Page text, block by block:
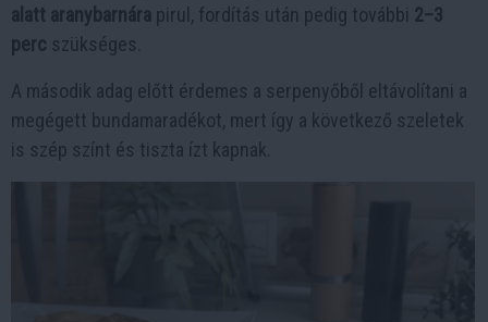
alatt aranybarnára pirul, fordítás után pedig további 2–3
perc szükséges.
A második adag előtt érdemes a serpenyőből eltávolítani a
megégett bundamaradékot, mert így a következő szeletek
is szép színt és tiszta ízt kapnak.